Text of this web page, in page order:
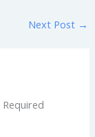
Next Post →
Required